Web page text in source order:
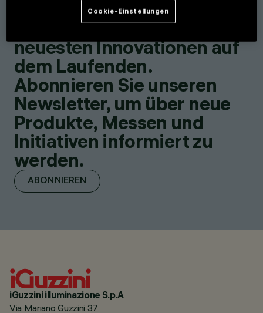
Einen Kontakt finden
Bleiben Sie über unsere
neuesten Innovationen auf
dem Laufenden.
Abonnieren Sie unseren
Newsletter, um über neue
Produkte, Messen und
Initiativen informiert zu
werden.
ABONNIEREN
iGuzzini illuminazione S.p.A
Via Mariano Guzzini 37
Cookie-Einstellungen